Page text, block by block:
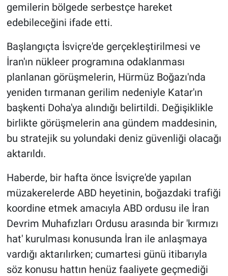
gemilerin bölgede serbestçe hareket
edebileceğini ifade etti.
Başlangıçta İsviçre'de gerçekleştirilmesi ve
İran'ın nükleer programına odaklanması
planlanan görüşmelerin, Hürmüz Boğazı'nda
yeniden tırmanan gerilim nedeniyle Katar'ın
başkenti Doha'ya alındığı belirtildi. Değişiklikle
birlikte görüşmelerin ana gündem maddesinin,
bu stratejik su yolundaki deniz güvenliği olacağı
aktarıldı.
Haberde, bir hafta önce İsviçre'de yapılan
müzakerelerde ABD heyetinin, boğazdaki trafiği
koordine etmek amacıyla ABD ordusu ile İran
Devrim Muhafızları Ordusu arasında bir 'kırmızı
hat' kurulması konusunda İran ile anlaşmaya
vardığı aktarılırken; cumartesi günü itibarıyla
söz konusu hattın henüz faaliyete geçmediği
Ne demişti
Popüler
Programlar
Sağlık
Spor
Türkiye'nin Geleceği
Türkiye'nin Gündemi
Yerel Gündem
Yerel Yaşam